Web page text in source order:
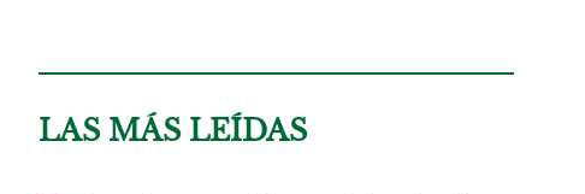
LAS MÁS LEÍDAS